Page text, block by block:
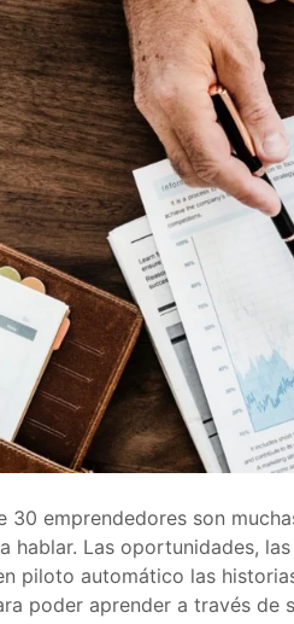
30 emprendedores son
hablar. Las oportunidades,
piloto automático las
poder aprender a través de